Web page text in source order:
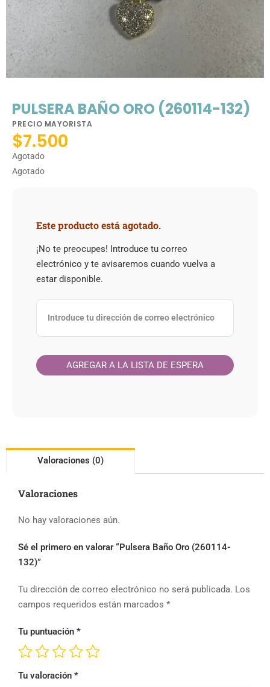
PULSERA BAÑO ORO (260114-132)
PRECIO MAYORISTA
$7.500
Agotado
Agotado
Este producto está agotado.
¡No te preocupes! Introduce tu correo
electrónico y te avisaremos cuando vuelva a
estar disponible.
Valoraciones (0)
Valoraciones
No hay valoraciones aún.
Sé el primero en valorar “Pulsera Baño Oro (260114-
132)”
Tu dirección de correo electrónico no será publicada. Los
campos requeridos están marcados *
Tu puntuación *
Tu valoración *